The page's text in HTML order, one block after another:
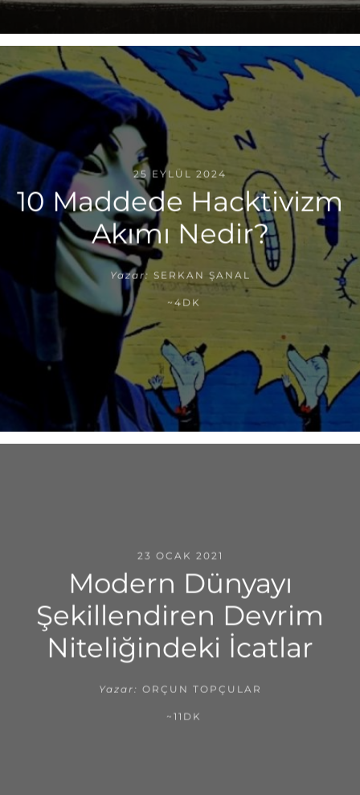
25 EYLÜL 2024
10 Maddede Hacktivizm
Akımı Nedir?
Yazar: SERKAN ŞANAL
~4DK
23 OCAK 2021
Modern Dünyayı
Şekillendiren Devrim
Niteliğindeki İcatlar
Yazar: ORÇUN TOPÇULAR
~11DK